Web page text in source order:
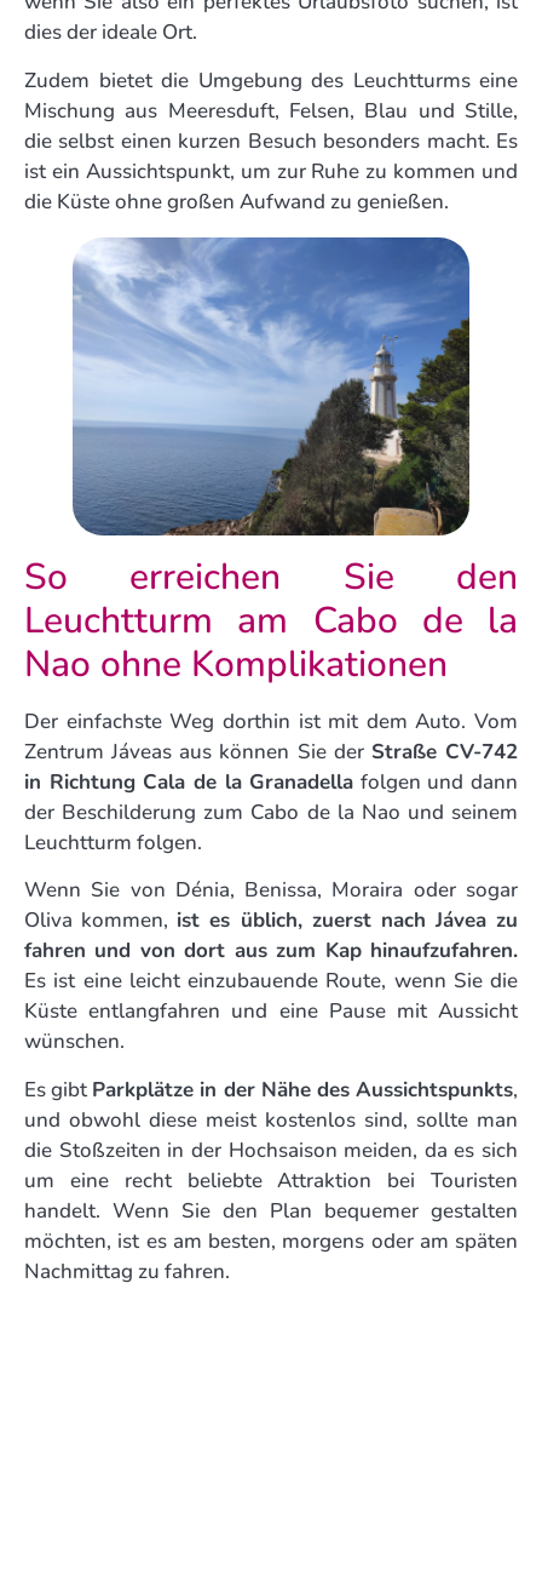
dies der ideale Ort.
Zudem bietet die Umgebung des Leuchtturms eine
Mischung aus Meeresduft, Felsen, Blau und Stille,
die selbst einen kurzen Besuch besonders macht. Es
ist ein Aussichtspunkt, um zur Ruhe zu kommen und
die Küste ohne großen Aufwand zu genießen.
So erreichen Sie den
Leuchtturm am Cabo de la
Nao ohne Komplikationen
Der einfachste Weg dorthin ist mit dem Auto. Vom
Zentrum Jáveas aus können Sie der Straße CV-742
in Richtung Cala de la Granadella folgen und dann
der Beschilderung zum Cabo de la Nao und seinem
Leuchtturm folgen.
Wenn Sie von Dénia, Benissa, Moraira oder sogar
Oliva kommen, ist es üblich, zuerst nach Jávea zu
fahren und von dort aus zum Kap hinaufzufahren.
Es ist eine leicht einzubauende Route, wenn Sie die
Küste entlangfahren und eine Pause mit Aussicht
wünschen.
Es gibtParkplätze in der Nähe des Aussichtspunkts,
und obwohl diese meist kostenlos sind, sollte man
die Stoßzeiten in der Hochsaison meiden, da es sich
um eine recht beliebte Attraktion bei Touristen
handelt. Wenn Sie den Plan bequemer gestalten
möchten, ist es am besten, morgens oder am späten
Nachmittag zu fahren.